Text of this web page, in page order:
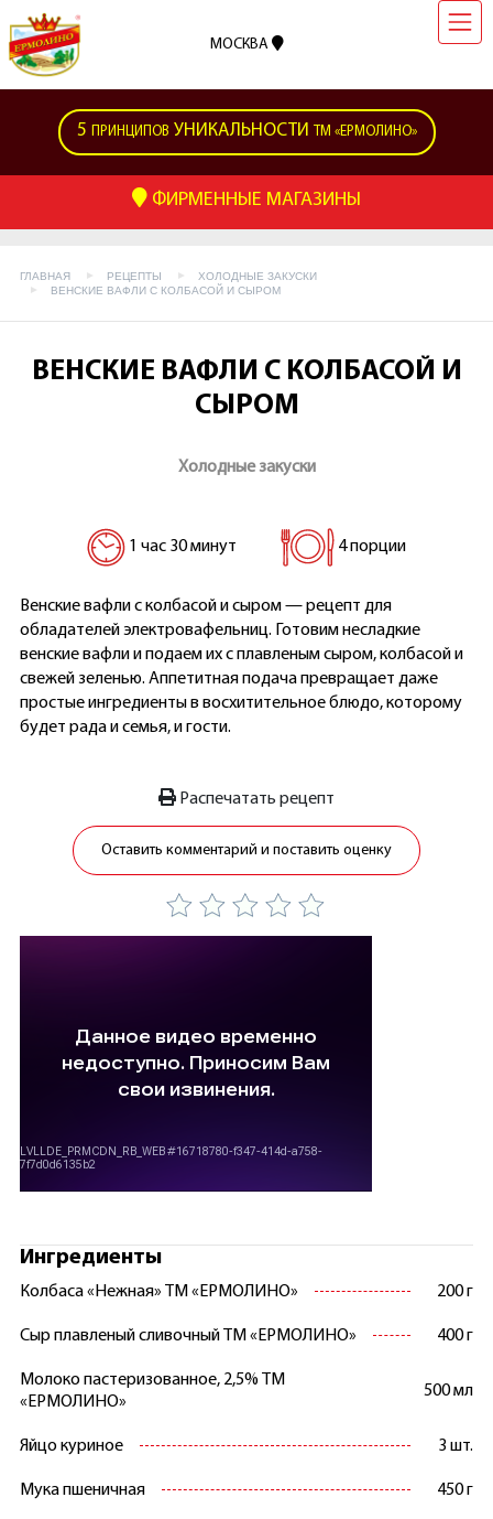
МОСКВА
5 ПРИНЦИПОВ УНИКАЛЬНОСТИ ТМ «ЕРМОЛИНО»
ФИРМЕННЫЕ МАГАЗИНЫ
ГЛАВНАЯ РЕЦЕПТЫ
ХОЛОДНЫЕ ЗАКУСКИ
ВЕНСКИЕ ВАФЛИ С КОЛБАСОЙ И СЫРОМ
ВЕНСКИЕ ВАФЛИ С КОЛБАСОЙ И
СЫРОМ
Холодные закуски
1 час 30 минут 4 порции
Венские вафли с колбасой и сыром — рецепт для
обладателей электровафельниц. Готовим несладкие
венские вафли и подаем их с плавленым сыром, колбасой и
свежей зеленью. Аппетитная подача превращает даже
простые ингредиенты в восхитительное блюдо, которому
будет рада и семья, и гости.
Распечатать рецепт
Оставить комментарий и поставить оценку
Ингредиенты
Колбаса «Нежная» ТМ «ЕРМОЛИНО» 200 г
Сыр плавленый сливочный ТМ «ЕРМОЛИНО» 400 г
Молоко пастеризованное, 2,5% ТМ
«ЕРМОЛИНО»
500 мл
Яйцо куриное 3 шт.
Мука пшеничная 450 г